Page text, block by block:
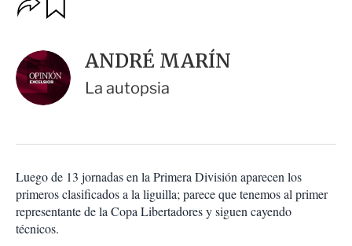
p
o
n
e
s
c
m
p
a
t
a
r
ANDRÉ MARÍN
La autopsia
Luego de 13 jornadas en la Primera División aparecen los
primeros clasificados a la liguilla; parece que tenemos al primer
representante de la Copa Libertadores y siguen cayendo
técnicos.